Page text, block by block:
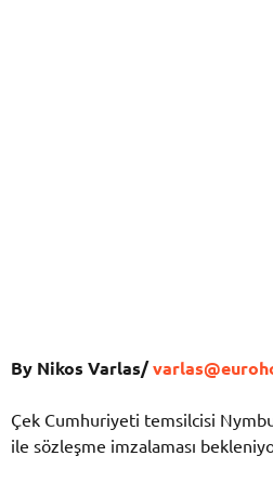
By Nikos Varlas/
Çek Cumhuriyeti temsilcisi
ile sözleşme imzalaması